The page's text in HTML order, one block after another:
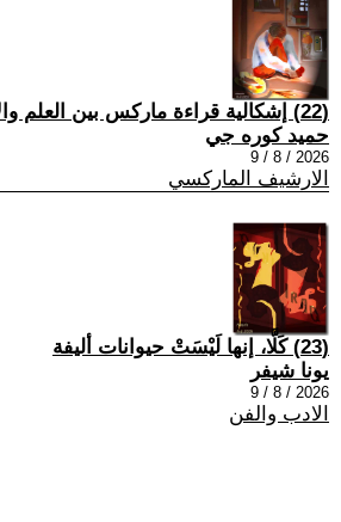
(22) إشكالية قراءة ماركس بين العلم والأيديولوجيا
حميد كوره جي
2026 / 8 / 9
الارشيف الماركسي
(23) كَلَّا، إنها لَيْسَتْ حيوانات أليفة
يونا شيفر
2026 / 8 / 9
الادب والفن